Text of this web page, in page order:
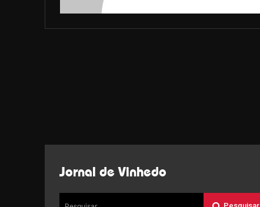
Jornal de Vinhedo